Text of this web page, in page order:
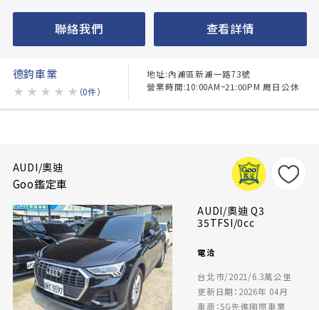
聯絡我們 查看詳情
德鈞車業
★ ★ ★ ★ ★ （0件）
地址:內湖區新湖一路73號
營業時間:10:00AM~21:00PM 周日公休
AUDI/奧迪
Goo鑑定車
AUDI/奧迪 Q3
35TFSI/0cc
電洽
台北市/2021/6.3萬公里
更新日期：2026年 04月
車商：SG先進國際車業